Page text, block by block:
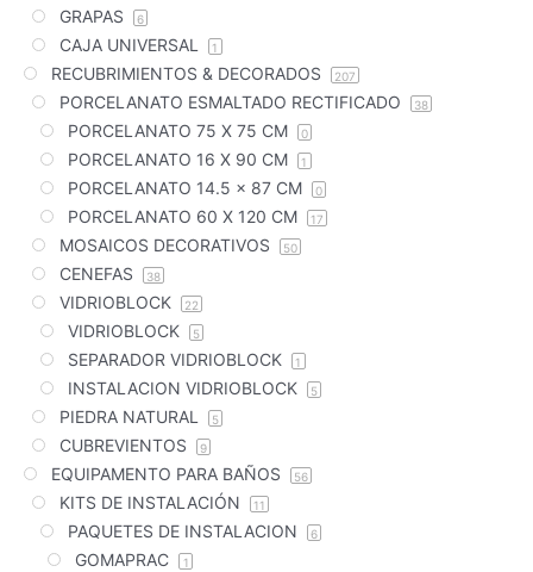
GRAPAS 6
CAJA UNIVERSAL 1
RECUBRIMIENTOS & DECORADOS 207
PORCELANATO ESMALTADO RECTIFICADO 38
PORCELANATO 75 X 75 CM 0
PORCELANATO 16 X 90 CM 1
PORCELANATO 14.5 x 87 CM 0
PORCELANATO 60 X 120 CM 17
MOSAICOS DECORATIVOS 50
CENEFAS 38
VIDRIOBLOCK 22
VIDRIOBLOCK 5
SEPARADOR VIDRIOBLOCK 1
INSTALACION VIDRIOBLOCK 5
PIEDRA NATURAL 5
CUBREVIENTOS 9
EQUIPAMENTO PARA BAÑOS 56
KITS DE INSTALACIÓN 11
PAQUETES DE INSTALACION 6
GOMAPRAC 1